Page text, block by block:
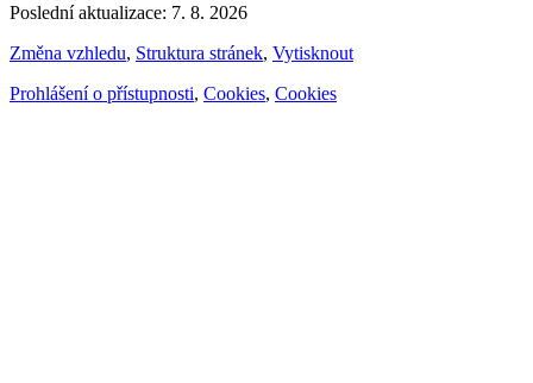
Poslední aktualizace: 7. 8. 2026
Změna vzhledu, Struktura stránek, Vytisknout
Prohlášení o přístupnosti, Cookies, Cookies